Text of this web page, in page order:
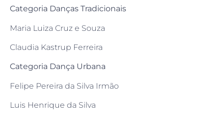
Categoria Danças Tradicionais
Maria Luiza Cruz e Souza
Claudia Kastrup Ferreira
Categoria Dança Urbana
Felipe Pereira da Silva Irmão
Luis Henrique da Silva